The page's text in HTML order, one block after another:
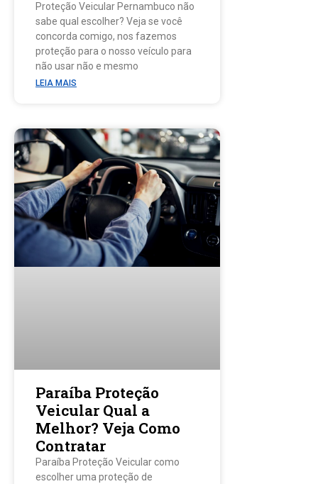
Proteção Veicular Pernambuco não
sabe qual escolher? Veja se você
concorda comigo, nos fazemos
proteção para o nosso veículo para
não usar não e mesmo
LEIA MAIS
Paraíba Proteção
Veicular Qual a
Melhor? Veja Como
Contratar
Paraíba Proteção Veicular como
escolher uma proteção de